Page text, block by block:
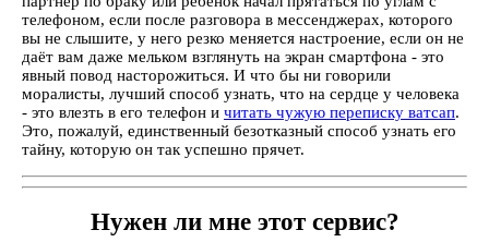
телефоном, если после разговора в мессенджерах, которого
вы не слышите, у него резко меняется настроение, если он не
даёт вам даже мельком взглянуть на экран смартфона - это
явный повод насторожиться. И что бы ни говорили
моралисты, лучший способ узнать, что на сердце у человека
- это влезть в его телефон и читать чужую переписку ватсап.
Это, пожалуй, единственный безотказный способ узнать его
тайну, которую он так успешно прячет.
Нужен ли мне этот сервис?